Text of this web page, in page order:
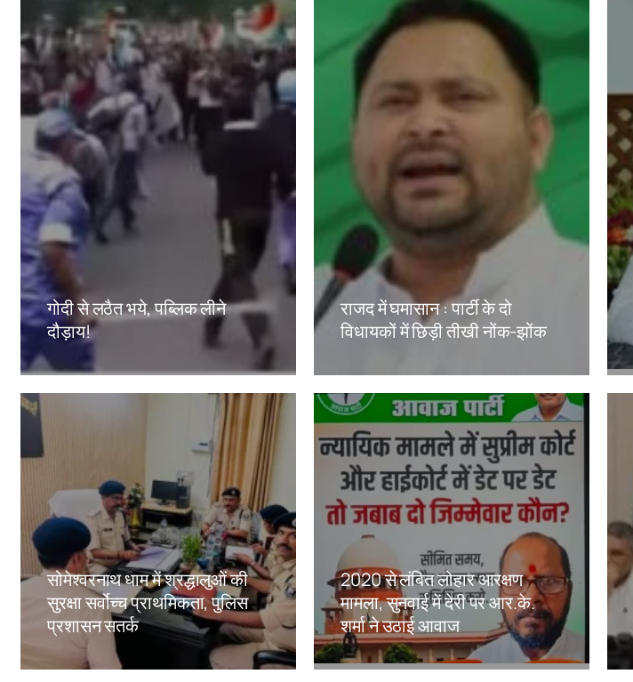
गोदी से लठैत भये, पब्लिक लीने
दौड़ाय!
Amit Lekh
राजद में घमासान : पार्टी के दो
विधायकों में छिड़ी तीखी नोंक-झोंक
सोमेश्वरनाथ धाम में श्रद्धालुओं की
सुरक्षा सर्वोच्च प्राथमिकता, पुलिस
प्रशासन सतर्क
Amit Lekh
2020 से लंबित लोहार आरक्षण
मामला, सुनवाई में देरी पर आर.के.
शर्मा ने उठाई आवाज
Amit Lekh